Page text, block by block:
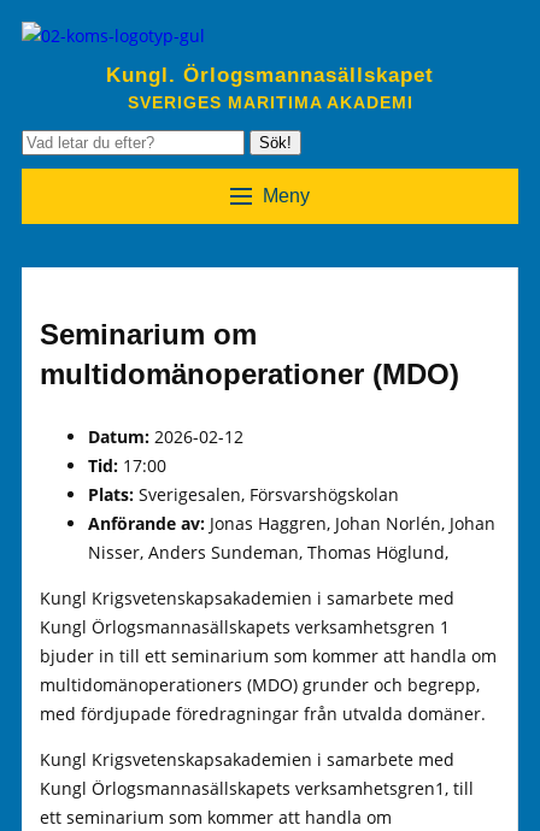
Kungl. Örlogsmannasällskapet
SVERIGES MARITIMA AKADEMI
Sök!
Meny
Seminarium om
multidomänoperationer (MDO)
Datum: 2026-02-12
Tid: 17:00
Plats: Sverigesalen, Försvarshögskolan
Anförande av: Jonas Haggren, Johan Norlén, Johan
Nisser, Anders Sundeman, Thomas Höglund,
Kungl Krigsvetenskapsakademien i samarbete med
Kungl Örlogsmannasällskapets verksamhetsgren 1
bjuder in till ett seminarium som kommer att handla om
multidomänoperationers (MDO) grunder och begrepp,
med fördjupade föredragningar från utvalda domäner.
Kungl Krigsvetenskapsakademien i samarbete med
Kungl Örlogsmannasällskapets verksamhetsgren1, till
ett seminarium som kommer att handla om